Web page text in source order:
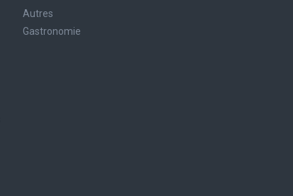
Autres
Gastronomie